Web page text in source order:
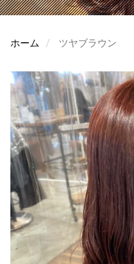
動
ホーム ツヤブラウン